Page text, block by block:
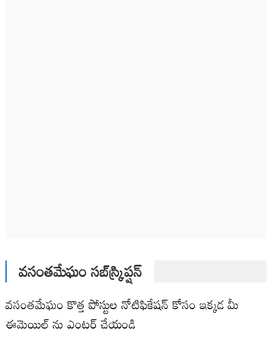
వసంతమేఘం సబ్‌స్క్రిప్షన్
వసంతమేఘం కొత్త పోస్టుల నోటిఫికేషన్ కోసం ఇక్కడ మీ
ఈమెయిల్ ను ఎంటర్ చేయండి